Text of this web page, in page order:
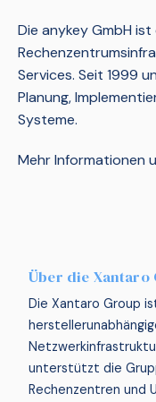
Die anykey GmbH
Services. Seit 1999
Planung,
Systeme.
Mehr Informationen
Über die Xantaro
Die Xantaro Group
unterstützt die
Rechenzentren und